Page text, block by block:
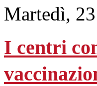
Martedì,
I centri